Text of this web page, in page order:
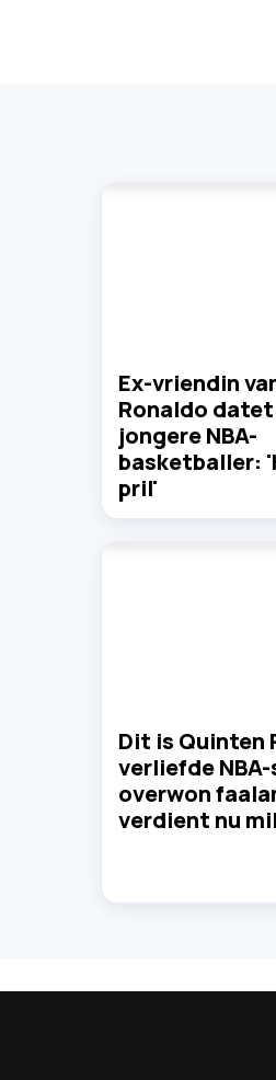
Ex-vriendin
Ronaldo
jongere NBA-
basketballer:
pril'
Dit is Quinten
verliefde
overwon
verdient nu